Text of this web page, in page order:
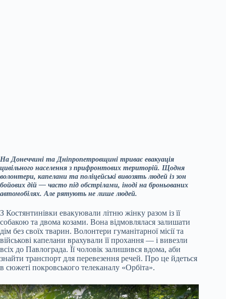
На Донеччині та Дніпропетровщині триває евакуація
цивільного населення з прифронтових територій. Щодня
волонтери, капелани та поліцейські вивозять людей із зон
бойових дій — часто під обстрілами, іноді на броньованих
автомобілях. Але рятують не лише людей.
З Костянтинівки евакуювали літню жінку разом із її
собакою та двома козами. Вона відмовлялася залишати
дім без своїх тварин. Волонтери гуманітарної місії та
військові капелани врахували її прохання — і вивезли
всіх до Павлограда. Її чоловік залишився вдома, аби
знайти транспорт для перевезення речей. Про це йдеться
в сюжеті покровського телеканалу «Орбіта».